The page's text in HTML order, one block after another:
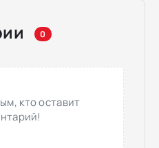
0
кто оставит